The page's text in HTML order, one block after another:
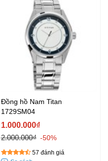
Đồng hồ Nam Titan
1729SM04
1.000.000₫
2.000.000₫ -50%
57 đánh giá